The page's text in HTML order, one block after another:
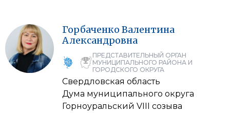
Горбаченко Валентина
Александровна
ПРЕДСТАВИТЕЛЬНЫЙ ОРГАН
МУНИЦИПАЛЬНОГО РАЙОНА И
ГОРОДСКОГО ОКРУГА
Свердловская область
Дума муниципального округа
Горноуральский VIII созыва